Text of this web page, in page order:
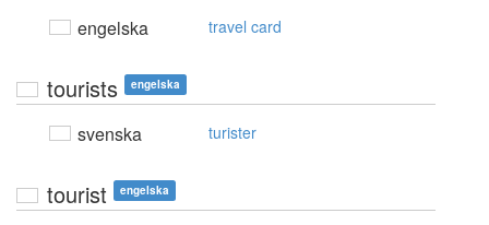
engelska travel card
tourists engelska
svenska turister
tourist engelska